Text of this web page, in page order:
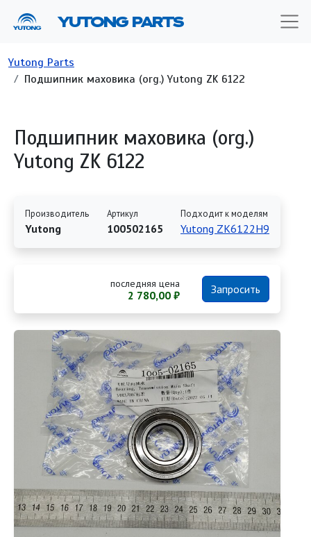
YUTONG PARTS
Строка навигации
Yutong Parts
Подшипник маховика (org.) Yutong ZK 6122
Подшипник маховика (org.)
Yutong ZK 6122
Производитель
Yutong
Артикул
100502165
Подходит к моделям
Yutong ZK6122H9
последняя цена
2 780,00 ₽ Запросить